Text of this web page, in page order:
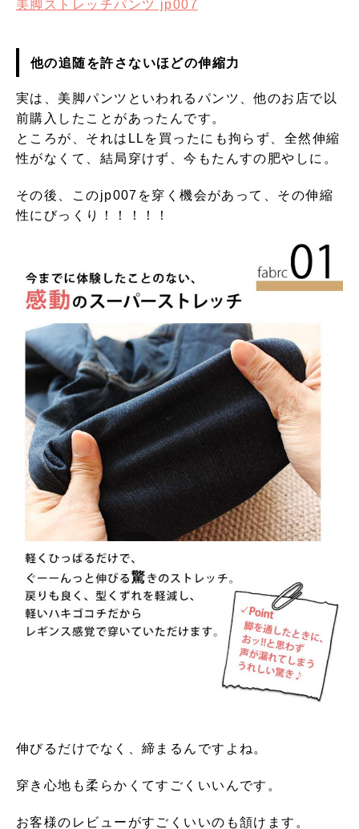
美脚ストレッチパンツ jp007
他の追随を許さないほどの伸縮力
実は、美脚パンツといわれるパンツ、他のお店で以
前購入したことがあったんです。
ところが、それはLLを買ったにも拘らず、全然伸縮
性がなくて、結局穿けず、今もたんすの肥やしに。
その後、このjp007を穿く機会があって、その伸縮
性にびっくり！！！！！
伸びるだけでなく、締まるんですよね。
穿き心地も柔らかくてすごくいいんです。
お客様のレビューがすごくいいのも頷けます。